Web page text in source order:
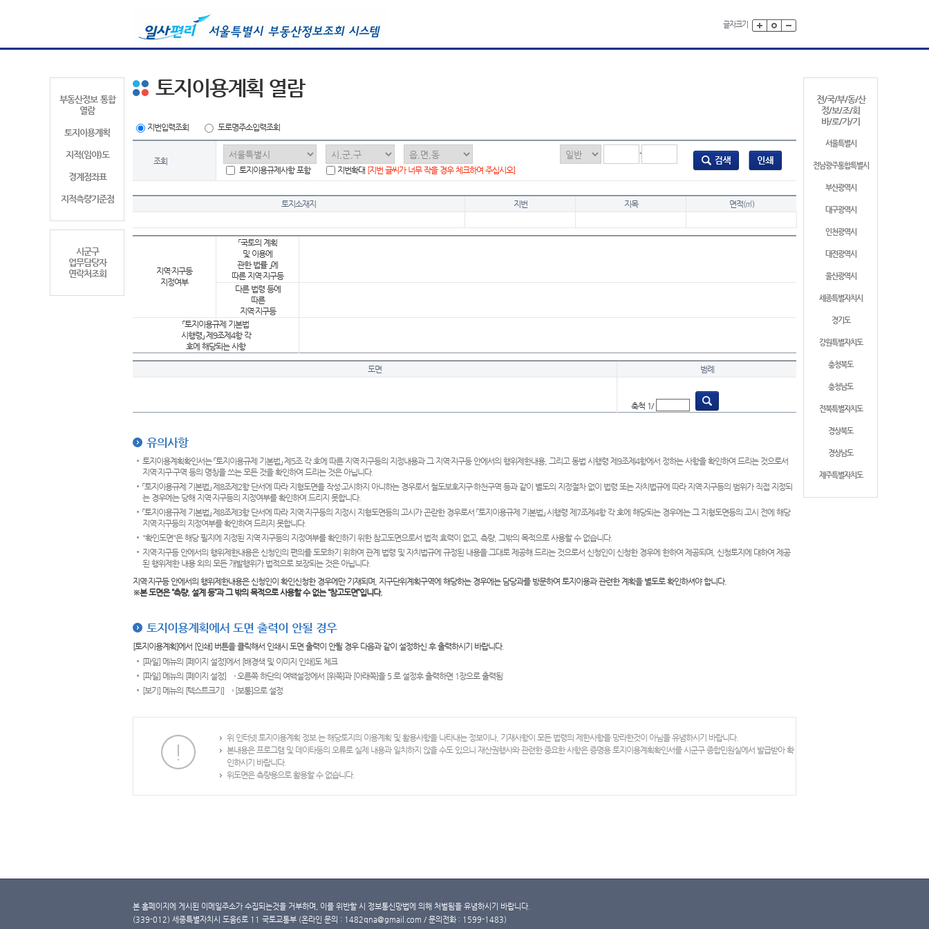
글자크기
부동산정보 통합
열람
토지이용계획
지적(임야)도
경계점좌표
지적측량기준점
시군구
업무담당자
연락처조회
전/국/부/동/산
정/보/조/회
바/로/가/기
서울특별시
전남광주통합특별시
부산광역시
대구광역시
인천광역시
대전광역시
울산광역시
세종특별자치시
경기도
강원특별자치도
충청북도
충청남도
전북특별자치도
경상북도
경상남도
제주특별자치도
토지이용계획 열람
지번입력조회 도로명주소입력조회
조회
-
토지이용규제사항 포함
지번확대 [지번 글씨가 너무 작을 경우 체크하여 주십시오]
토지소재지 지번 지목 면적(㎡)
지역·지구등
지정여부
「국토의 계획
및 이용에
관한 법률 」에
따른 지역·지구등
다른 법령 등에
따른
지역·지구등
「토지이용규제 기본법
시행령」 제9조제4항 각
호에 해당되는 사항
도면 범례
축척 1/
유의사항
토지이용계획확인서는 「토지이용규제 기본법」 제5조 각 호에 따른 지역·지구등의 지정내용과 그 지역·지구등 안에서의 행위제한내용, 그리고 동법 시행령 제9조제4항에서 정하는 사항을 확인하여 드리는 것으로서
지역·지구·구역 등의 명칭을 쓰는 모든 것을 확인하여 드리는 것은 아닙니다.
「토지이용규제 기본법」 제8조제2항 단서에 따라 지형도면을 작성·고시하지 아니하는 경우로서 철도보호지구·하천구역 등과 같이 별도의 지정절차 없이 법령 또는 자치법규에 따라 지역·지구등의 범위가 직접 지정되
는 경우에는 당해 지역·지구등의 지정여부를 확인하여 드리지 못합니다.
「토지이용규제 기본법」 제8조제3항 단서에 따라 지역·지구등의 지정시 지형도면등의 고시가 곤란한 경우로서 「토지이용규제 기본법」 시행령 제7조제4항 각 호에 해당되는 경우에는 그 지형도면등의 고시 전에 해당
지역·지구등의 지정여부를 확인하여 드리지 못합니다.
"확인도면"은 해당 필지에 지정된 지역·지구등의 지정여부를 확인하기 위한 참고도면으로서 법적 효력이 없고, 측량, 그밖의 목적으로 사용할 수 없습니다.
지역·지구등 안에서의 행위제한내용은 신청인의 편의를 도모하기 위하여 관계 법령 및 자치법규에 규정된 내용을 그대로 제공해 드리는 것으로서 신청인이 신청한 경우에 한하여 제공되며, 신청토지에 대하여 제공
된 행위제한 내용 외의 모든 개발행위가 법적으로 보장되는 것은 아닙니다.
지역·지구등 안에서의 행위제한내용은 신청인이 확인신청한 경우에만 기재되며, 지구단위계획구역에 해당하는 경우에는 담당과를 방문하여 토지이용과 관련한 계획을 별도로 확인하셔야 합니다.
※본 도면은“측량, 설계 등”과 그 밖의 목적으로 사용할 수 없는 “참고도면”입니다.
토지이용계획에서 도면 출력이 안될 경우
[토지이용계획]에서 [인쇄] 버튼을 클릭해서 인쇄시 도면 출력이 안될 경우 다음과 같이 설정하신 후 출력하시기 바랍니다.
[파일] 메뉴의 [페이지 설정]에서 [배경색 및 이미지 인쇄]도 체크
[파일] 메뉴의 [페이지 설정] → 오른쪽 하단의 여백설정에서 [위쪽]과 [아래쪽]을 5 로 설정후 출력하면 1장으로 출력됨
[보기] 메뉴의 [텍스트크기] → [보통]으로 설정
위 인터넷 토지이용계획 정보 는 해당토지의 이용계획 및 활용사항을 나타내는 정보이나, 기재사항이 모든 법령의 제한사항을 망라한것이 아님을 유념하시기 바랍니다.
본내용은 프로그램 및 데이타등의 오류로 실제 내용과 일치하지 않을 수도 있으니 재산권행사와 관련한 중요한 사항은 증명용 토지이용계획확인서를 시군구 종합민원실에서 발급받아 확
인하시기 바랍니다.
위도면은 측량용으로 활용할 수 없습니다.
본 홈페이지에 게시된 이메일주소가 수집되는것을 거부하며, 이를 위반할 시 정보통신망법에 의해 처벌됨을 유념하시기 바랍니다.
(339-012) 세종특별자치시 도움6로 11 국토교통부 (온라인 문의 : 1482qna@gmail.com / 문의전화 : 1599-1483)